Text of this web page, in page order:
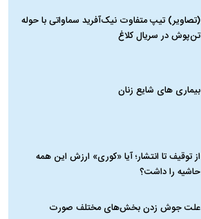
(تصاویر) تیپ متفاوت نیک‌آفرید سماواتی با حوله
تن‌پوش در سریال کلاغ
بیماری‌ های شایع زنان
از توقیف تا انتشار؛ آیا «کوری» ارزش این همه
حاشیه را داشت؟
علت جوش زدن بخش‌های مختلف صورت